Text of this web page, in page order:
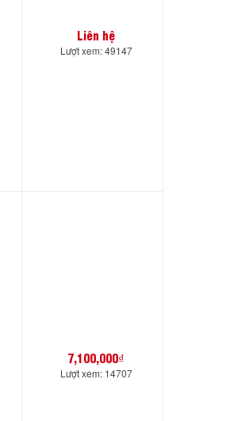
Liên hệ
Lượt xem: 49147
7,100,000₫
Lượt xem: 14707